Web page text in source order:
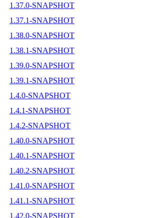
1.37.0-SNAPSHOT
1.37.1-SNAPSHOT
1.38.0-SNAPSHOT
1.38.1-SNAPSHOT
1.39.0-SNAPSHOT
1.39.1-SNAPSHOT
1.4.0-SNAPSHOT
1.4.1-SNAPSHOT
1.4.2-SNAPSHOT
1.40.0-SNAPSHOT
1.40.1-SNAPSHOT
1.40.2-SNAPSHOT
1.41.0-SNAPSHOT
1.41.1-SNAPSHOT
1.42.0-SNAPSHOT